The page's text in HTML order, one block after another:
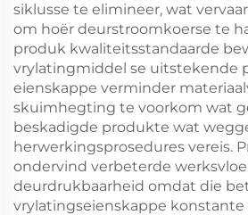
siklusse te elimineer, wat
om hoër deurstroomkoerse te
produk kwaliteitsstandaarde
vrylatingmiddel se uitstekende
eienskappe verminder
skuimhegting te voorkom wat
beskadigde produkte wat
herwerkingsprosedures vereis.
ondervind verbeterde
deurdrukbaarheid omdat die
vrylatingseienskappe